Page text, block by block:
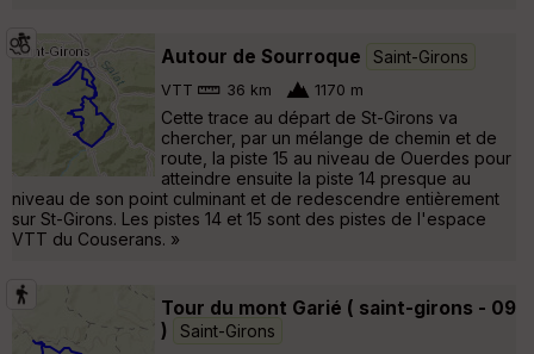
Autour de Sourroque Saint-Girons
VTT 36 km 1170 m
Cette trace au départ de St-Girons va
chercher, par un mélange de chemin et de
route, la piste 15 au niveau de Ouerdes pour
atteindre ensuite la piste 14 presque au
niveau de son point culminant et de redescendre entièrement
sur St-Girons. Les pistes 14 et 15 sont des pistes de l'espace
VTT du Couserans. »
Tour du mont Garié ( saint-girons - 09
)
Saint-Girons